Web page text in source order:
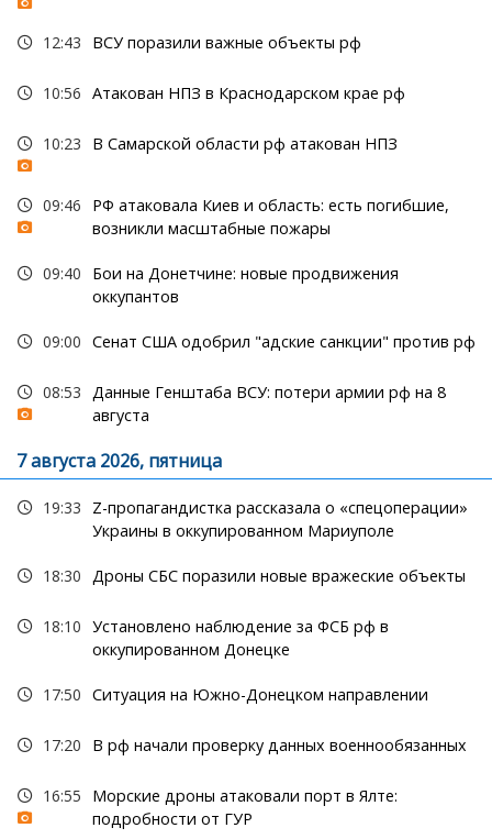
12:43 ВСУ поразили важные объекты рф
10:56 Атакован НПЗ в Краснодарском крае рф
10:23 В Самарской области рф атакован НПЗ
09:46
РФ атаковала Киев и область: есть погибшие,
возникли масштабные пожары
09:40
Бои на Донетчине: новые продвижения
оккупантов
09:00 Сенат США одобрил "адские санкции" против рф
08:53 Данные Генштаба ВСУ: потери армии рф на 8
августа
7 августа 2026, пятница
19:33
Z-пропагандистка рассказала о «спецоперации»
Украины в оккупированном Мариуполе
18:30 Дроны СБС поразили новые вражеские объекты
18:10 Установлено наблюдение за ФСБ рф в
оккупированном Донецке
17:50 Ситуация на Южно-Донецком направлении
17:20 В рф начали проверку данных военнообязанных
16:55
Морские дроны атаковали порт в Ялте:
подробности от ГУР